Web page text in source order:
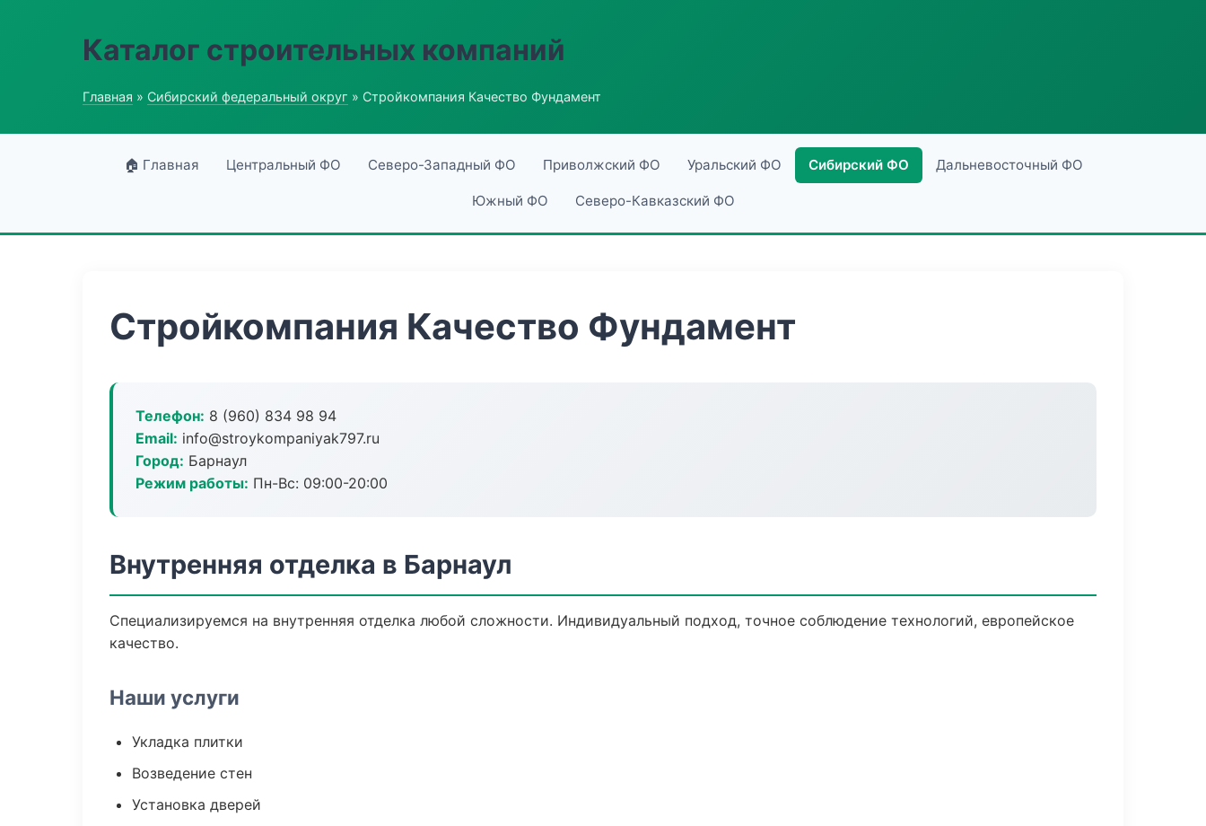
Каталог строительных компаний
Главная » Сибирский федеральный округ » Стройкомпания Качество Фундамент
🏠 Главная Центральный ФО Северо-Западный ФО Приволжский ФО Уральский ФО Сибирский ФО Дальневосточный ФО
Южный ФО Северо-Кавказский ФО
Стройкомпания Качество Фундамент
Телефон: 8 (960) 834 98 94
Email: info@stroykompaniyak797.ru
Город: Барнаул
Режим работы: Пн-Вс: 09:00-20:00
Внутренняя отделка в Барнаул
Специализируемся на внутренняя отделка любой сложности. Индивидуальный подход, точное соблюдение технологий, европейское
качество.
Наши услуги
Укладка плитки
Возведение стен
Установка дверей